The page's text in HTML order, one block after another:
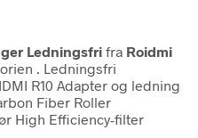
Ledningsfri fra Roidmi
. Ledningsfri
R10 Adapter og ledning
Fiber Roller
High Efficiency-filter